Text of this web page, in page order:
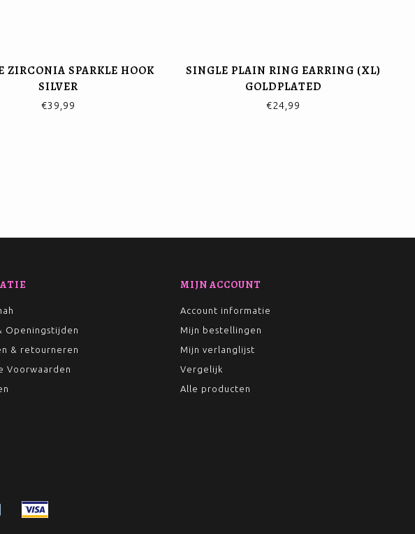
ZIRCONIA SPARKLE HOOK
SILVER
€39,99
SINGLE PLAIN RING EARRING (XL)
GOLDPLATED
€24,99
Openingstijden
& retourneren
Voorwaarden
MIJN ACCOUNT
Account informatie
Mijn bestellingen
Mijn verlanglijst
Vergelijk
Alle producten